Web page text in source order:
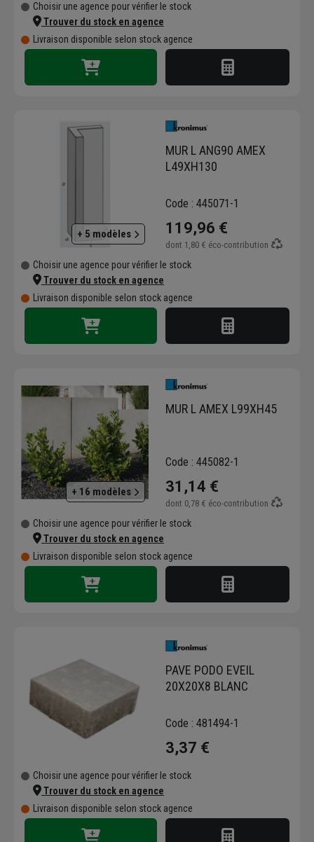
concevoir des revêtements esthétiques et
résistants. Ils s’adaptent aussi bien aux zones
piétonnes qu’aux voies carrossables,
garantissant une mise en valeur des espaces
destinés à la structuration et à la valorisation
offrent une réponse fiable pour stabiliser des
terrains et créer des dénivelés esthétiques.
apportent une dimension architecturale tout
en remplissant un rôle fonctionnel de
séparation et de protection.
Choisir une agence pour vérifier le stock
Trouver du stock en agence
Livraison disponible selon stock agence
+ 5 modèles
MUR L ANG90 AMEX
L49XH130
Code : 445071-1
119,96 €
dont 1,80 € éco-contribution
Choisir une agence pour vérifier le stock
Trouver du stock en agence
Livraison disponible selon stock agence
+ 16 modèles
MUR L AMEX L99XH45
Code : 445082-1
31,14 €
dont 0,78 € éco-contribution
Choisir une agence pour vérifier le stock
Trouver du stock en agence
Livraison disponible selon stock agence
PAVE PODO EVEIL
20X20X8 BLANC
Code : 481494-1
3,37 €
Choisir une agence pour vérifier le stock
Trouver du stock en agence
Livraison disponible selon stock agence